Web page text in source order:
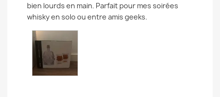
bien lourds en main. Parfait pour mes soirées
whisky en solo ou entre amis geeks.